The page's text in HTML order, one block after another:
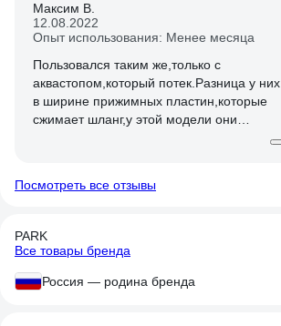
Максим В.
12.08.2022
Опыт использования: Менее месяца
Пользовался таким же,только с
аквастопом,который потек.Разница у них
в ширине прижимных пластин,которые
сжимает шланг,у этой модели они
шире.Пока не течет,но стоит учесть,если
держать давление.
Посмотреть все отзывы
PARK
Все товары бренда
Россия — родина бренда